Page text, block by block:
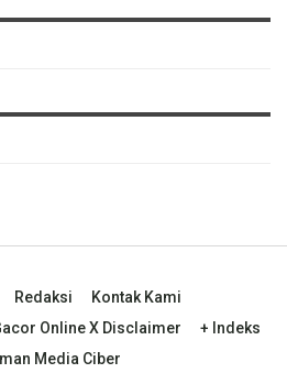
Redaksi
Kontak Kami
Online X Disclaimer
+ Indeks
Media Ciber